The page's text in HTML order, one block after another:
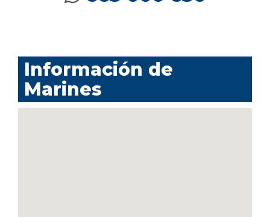
Información de
Marines